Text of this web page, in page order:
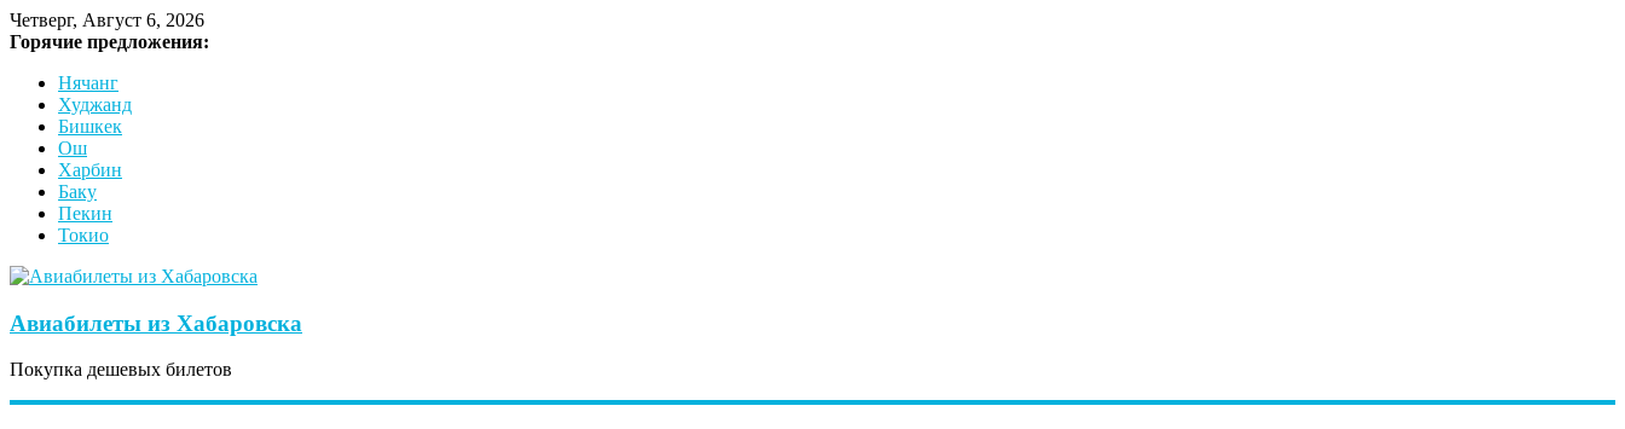
Четверг, Август 6, 2026
Горячие предложения:
Нячанг
Худжанд
Бишкек
Ош
Харбин
Баку
Пекин
Токио
Авиабилеты из Хабаровска
Покупка дешевых билетов